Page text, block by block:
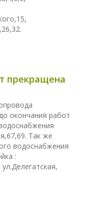
прекращена
окончания работ
Так же
водоснабжения
: